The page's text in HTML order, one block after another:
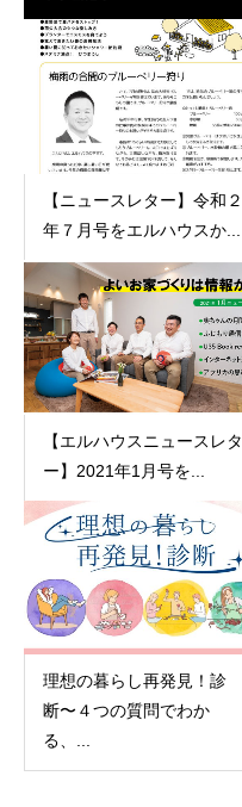
【ニュースレター】令和２
年７月号をエルハウスか...
【エルハウスニュースレタ
ー】2021年1月号を...
理想の暮らし再発見！診
断〜４つの質問でわか
る、...